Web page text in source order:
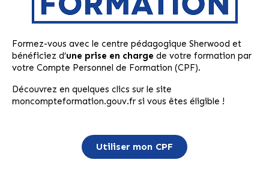
Formez-vous avec le centre pédagogique Sherwood et
bénéficiez d’une prise en charge de votre formation par
votre Compte Personnel de Formation (CPF).
Découvrez en quelques clics sur le site
moncompteformation.gouv.fr si vous êtes éligible !
Utiliser mon CPF